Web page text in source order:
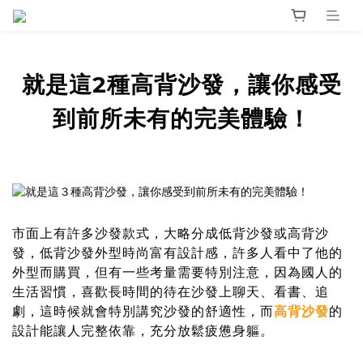
就是這2種高背沙發，讓你感受
到前所未有的完美體驗！
市面上有許多沙發款式，大略分成低背沙發或高背沙
發，低背沙發外型時尚富有設計感，許多人看中了他的
外型而購買，但有一些考量需要特別注意，因為國人的
生活習慣，喜歡長時間的待在沙發上聊天、看書、追
劇，這時候就會特別講究沙發的舒適性，而高背沙發的
設計能讓人完整依靠，充分放鬆疲憊身軀。